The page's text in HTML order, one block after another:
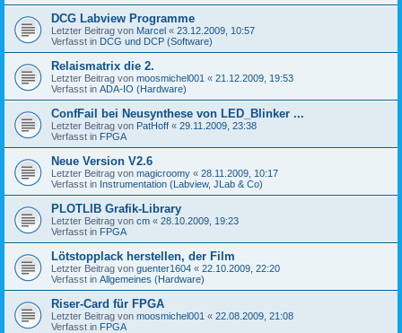
DCG Labview Programme
Letzter Beitrag von Marcel « 23.12.2009, 10:57
Verfasst in DCG und DCP (Software)
Relaismatrix die 2.
Letzter Beitrag von moosmichel001 « 21.12.2009, 19:53
Verfasst in ADA-IO (Hardware)
ConfFail bei Neusynthese von LED_Blinker ...
Letzter Beitrag von PatHoff « 29.11.2009, 23:38
Verfasst in FPGA
Neue Version V2.6
Letzter Beitrag von magicroomy « 28.11.2009, 10:17
Verfasst in Instrumentation (Labview, JLab & Co)
PLOTLIB Grafik-Library
Letzter Beitrag von cm « 28.10.2009, 19:23
Verfasst in FPGA
Lötstopplack herstellen, der Film
Letzter Beitrag von guenter1604 « 22.10.2009, 22:20
Verfasst in Allgemeines (Hardware)
Riser-Card für FPGA
Letzter Beitrag von moosmichel001 « 22.08.2009, 21:08
Verfasst in FPGA